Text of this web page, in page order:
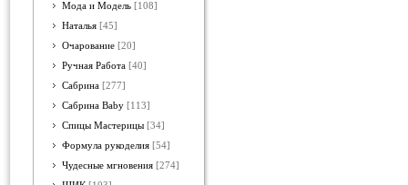
Мода и Модель [108]
Наталья [45]
Очарование [20]
Ручная Работа [40]
Сабрина [277]
Сабрина Baby [113]
Спицы Мастерицы [34]
Формула рукоделия [54]
Чудесные мгновения [274]